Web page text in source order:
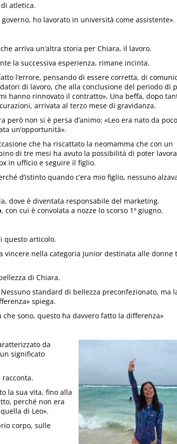
atletica.
ho lavorato in università come assistente».
che arriva un’altra storia per Chiara, il lavoro.
la successiva esperienza, rimane incinta.
l’errore, pensando di essere corretta, di
di lavoro, che alla conclusione del periodo di
hanno rinnovato il contratto». Una beffa, dopo
arrivata al terzo mese di gravidanza.
però non si è persa d’animo: «Leo era nato da
un’opportunità».
che ha riscattato la neomamma che con un
di tre mesi ha avuto la possibilità di poter
in ufficio e seguire il figlio.
d’istinto quando c’era mio figlio, nessuno
dove è diventata responsabile del marketing.
, con cui è convolata a nozze lo scorso 1º giugno.
questo articolo.
vincere nella categoria Junior destinata alle donne
di Chiara.
standard di bellezza preconfezionato, ma
spiega.
sono, questo ha davvero fatto la differenza»
da
significato
racconta.
la sua vita, fino alla
perché non era
di Leo».
corpo, sulle